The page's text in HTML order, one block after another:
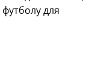
для